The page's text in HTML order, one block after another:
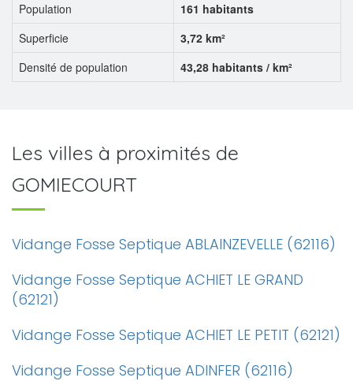
Population
161 habitants
Superficie
3,72 km²
Densité de population
43,28 habitants / km²
Les villes à proximités de
GOMIECOURT
Vidange Fosse Septique ABLAINZEVELLE (62116)
Vidange Fosse Septique ACHIET LE GRAND
(62121)
Vidange Fosse Septique ACHIET LE PETIT (62121)
Vidange Fosse Septique ADINFER (62116)